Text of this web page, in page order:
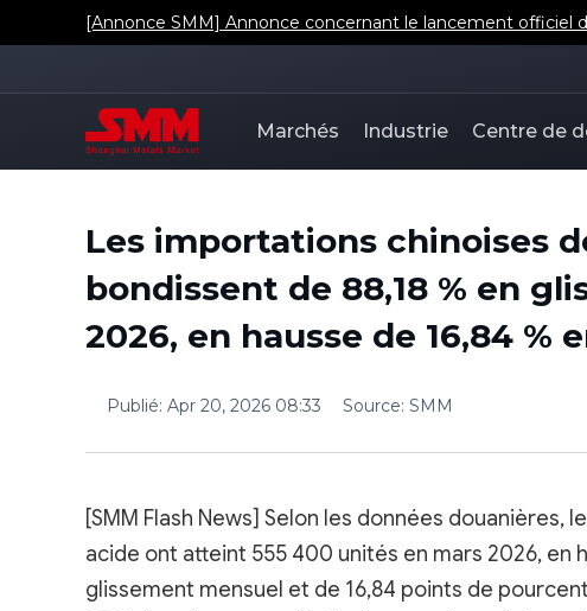
[Annonce SMM] Annonce concernant le lancement officiel
Marchés Industrie Centre de
Les importations chinoises
bondissent de 88,18 % en
2026, en hausse de 16,84 %
Publié: Apr 20, 2026 08:33 Source: SMM
[SMM Flash News] Selon les données
acide ont atteint 555 400 unités en mars 2026, en
glissement mensuel et de 16,84 points de